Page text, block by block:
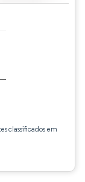
classificados em